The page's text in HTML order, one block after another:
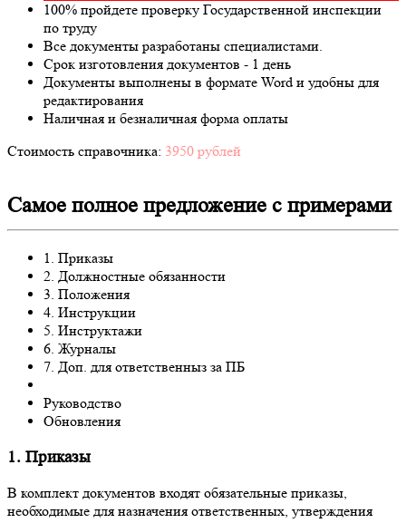
100% пройдете проверку Государственной инспекции
по труду
Все документы разработаны специалистами.
Срок изготовления документов - 1 день
Документы выполнены в формате Word и удобны для
редактирования
Наличная и безналичная форма оплаты
Стоимость справочника: 3950 рублей
Самое полное предложение с примерами
1. Приказы
2. Должностные обязанности
3. Положения
4. Инструкции
5. Инструктажи
6. Журналы
7. Доп. для ответственныз за ПБ
Руководство
Обновления
1. Приказы
В комплект документов входят обязательные приказы,
необходимые для назначения ответственных, утверждения